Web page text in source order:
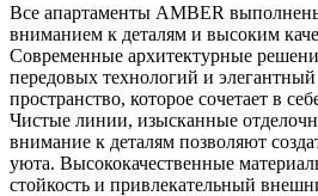
Все апартаменты AMBER
вниманием к деталям и высоким
Современные архитектурные
передовых технологий и
пространство, которое сочетает в
Чистые линии, изысканные
внимание к деталям позволяют
уюта. Высококачественные
стойкость и привлекательный